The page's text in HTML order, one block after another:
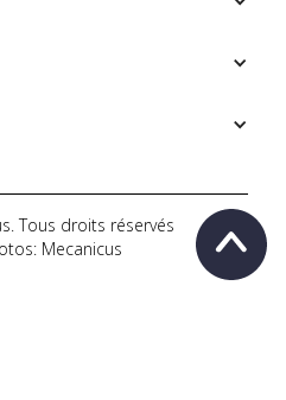
Tous droits réservés
Mecanicus